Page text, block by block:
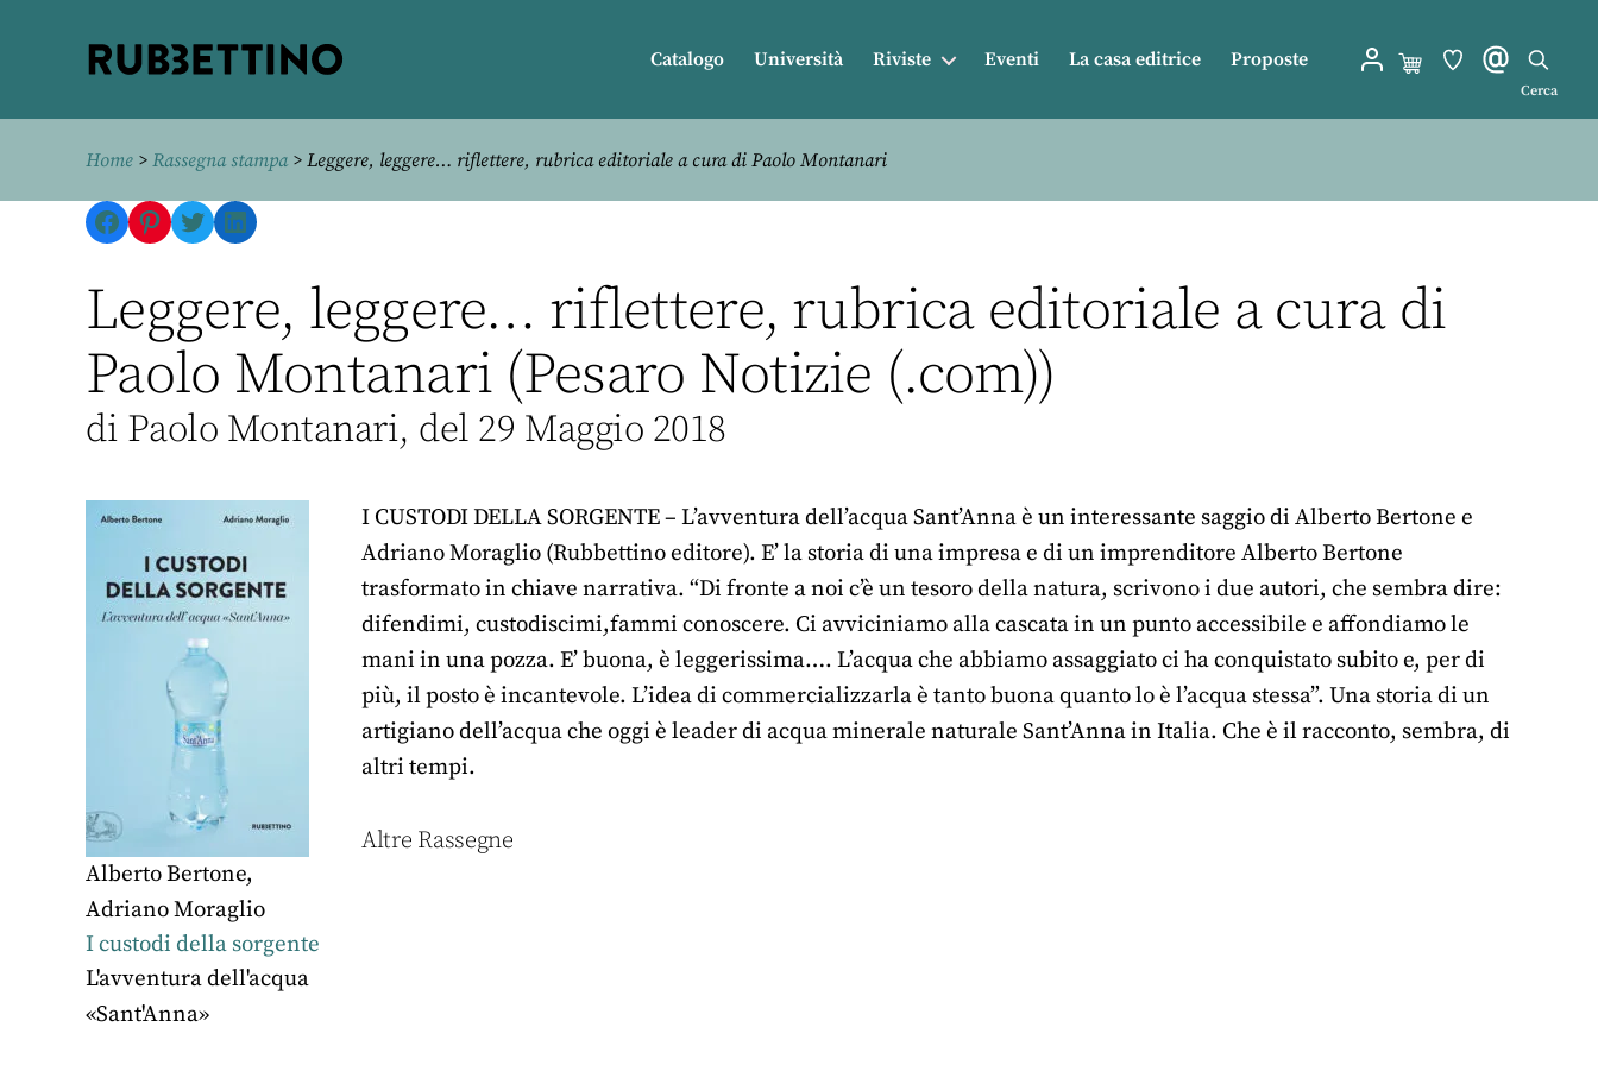
Catalogo Università Riviste Eventi La casa editrice Proposte
Cerca
Home > Rassegna stampa> Leggere, leggere… riflettere, rubrica editoriale a cura di Paolo Montanari
Facebook
Pinterest
TwitterLinkedIn
Leggere, leggere… riflettere, rubrica editoriale a cura di
Paolo Montanari (Pesaro Notizie (.com))
di Paolo Montanari, del 29 Maggio 2018
Alberto Bertone,
Adriano Moraglio
I custodi della sorgente
L'avventura dell'acqua
«Sant'Anna»
I CUSTODI DELLA SORGENTE – L’avventura dell’acqua Sant’Anna è un interessante saggio di Alberto Bertone e
Adriano Moraglio (Rubbettino editore). E’ la storia di una impresa e di un imprenditore Alberto Bertone
trasformato in chiave narrativa. “Di fronte a noi c’è un tesoro della natura, scrivono i due autori, che sembra dire:
difendimi, custodiscimi,fammi conoscere. Ci avviciniamo alla cascata in un punto accessibile e affondiamo le
mani in una pozza. E’ buona, è leggerissima…. L’acqua che abbiamo assaggiato ci ha conquistato subito e, per di
più, il posto è incantevole. L’idea di commercializzarla è tanto buona quanto lo è l’acqua stessa”. Una storia di un
artigiano dell’acqua che oggi è leader di acqua minerale naturale Sant’Anna in Italia. Che è il racconto, sembra, di
altri tempi.
Altre Rassegne